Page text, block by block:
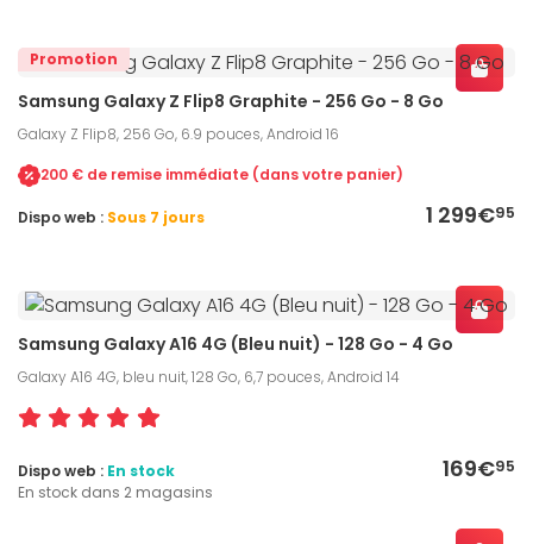
Promotion
Samsung Galaxy Z Flip8 Graphite - 256 Go - 8 Go
Galaxy Z Flip8, 256 Go, 6.9 pouces, Android 16
200 € de remise immédiate (dans votre panier)
1 299€95
Dispo web : Sous 7 jours
Samsung Galaxy A16 4G (Bleu nuit) - 128 Go - 4 Go
Galaxy A16 4G, bleu nuit, 128 Go, 6,7 pouces, Android 14
169€95
Dispo web : En stock
En stock dans 2 magasins